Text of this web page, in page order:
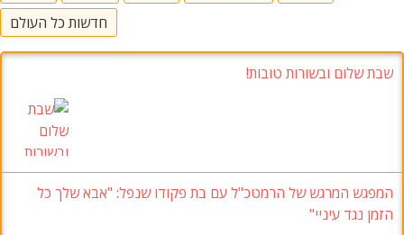
חדשות כל העולם
שבת שלום ובשורות טובות!
המפגש המרגש של הרמטכ"ל עם בת פקודו שנפל: "אבא שלך כל
הזמן נגד עיניי"